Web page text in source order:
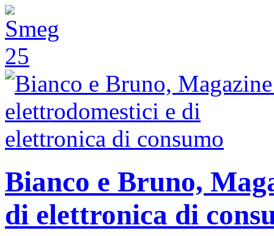
Bianco e Bruno,
di elettronica di